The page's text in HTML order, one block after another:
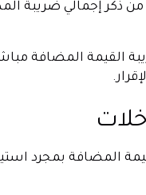
ذكر إجمالي ضريبة
القيمة المضافة
المضافة بمجرد